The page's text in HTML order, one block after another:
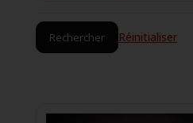
Rechercher Réinitialiser